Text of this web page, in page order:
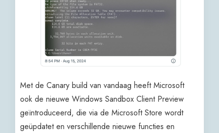
Met de Canary build van vandaag heeft Microsoft
ook de nieuwe Windows Sandbox Client Preview
geïntroduceerd, die via de Microsoft Store wordt
geüpdatet en verschillende nieuwe functies en